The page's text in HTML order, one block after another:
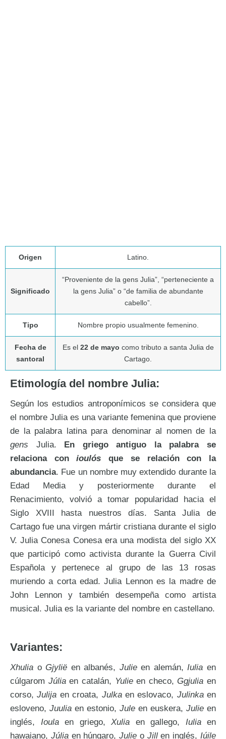
Origen Latino.
Significado
“Proveniente de la gens Julia”, “perteneciente a
la gens Julia” o “de familia de abundante
cabello”.
Tipo Nombre propio usualmente femenino.
Fecha de
santoral
Es el 22 de mayo como tributo a santa Julia de
Cartago.
Etimología del nombre Julia:
Según los estudios antroponímicos se considera que
el nombre Julia es una variante femenina que proviene
de la palabra latina para denominar al nomen de la
gens Julia. En griego antiguo la palabra se
relaciona conioulós que se relación con la
abundancia. Fue un nombre muy extendido durante la
Edad Media y posteriormente durante el
Renacimiento, volvió a tomar popularidad hacia el
Siglo XVIII hasta nuestros días. Santa Julia de
Cartago fue una virgen mártir cristiana durante el siglo
V. Julia Conesa Conesa era una modista del siglo XX
que participó como activista durante la Guerra Civil
Española y pertenece al grupo de las 13 rosas
muriendo a corta edad. Julia Lennon es la madre de
John Lennon y también desempeña como artista
musical. Julia es la variante del nombre en castellano.
Variantes:
Xhulia oGjylië en albanés, Julieen alemán,Iulia en
cúlgarom Júliaen catalán, Yulieen checo,Ggjulia en
corso,Julija en croata, Julkaen eslovaco, Julinkaen
esloveno, Juulia en estonio, Jule en euskera, Julie en
inglés, Ioulaen griego, Xulia en gallego, Iuliaen
hawaiano, Júliaen húngaro,Julie o Jillen inglés,Iúile